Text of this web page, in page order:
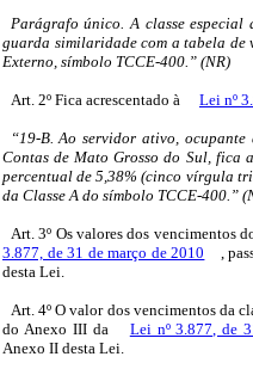
Parágrafo único. A classe especial
guarda similaridade com a tabela
Externo, símbolo TCCE-400.” (NR)
Art. 2º Fica acrescentado à Lei nº
“19-B. Ao servidor ativo,
Contas de Mato Grosso do Sul, fica
percentual de 5,38% (cinco vírgula
da Classe A do símbolo TCCE-400.”
Art. 3º Os valores dos vencimentos
3.877, de 31 de março de 2010
,
desta Lei.
Art. 4º O valor dos vencimentos da
do Anexo III da
Lei nº 3.877, de
Anexo II desta Lei.